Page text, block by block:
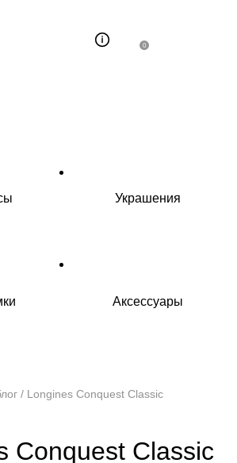
0
Украшения
Аксессуары
/ Longines Conquest Classic
Conquest Classic